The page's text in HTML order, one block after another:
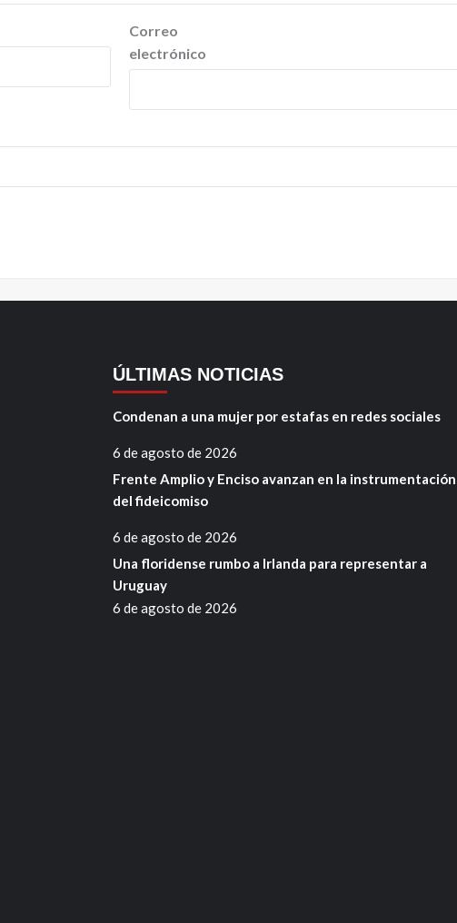
Correo
electrónico
ÚLTIMAS NOTICIAS
Condenan a una mujer por estafas en redes sociales
6 de agosto de 2026
Frente Amplio y Enciso avanzan en la instrumentación
del fideicomiso
6 de agosto de 2026
Una floridense rumbo a Irlanda para representar a
Uruguay
6 de agosto de 2026